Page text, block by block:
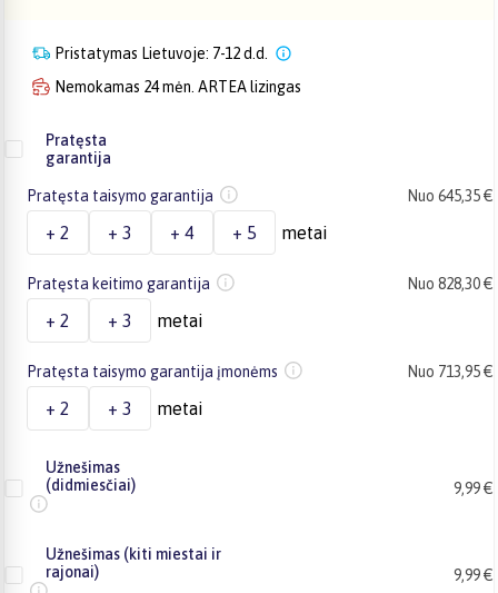
Pristatymas Lietuvoje: 7-12 d.d.
Nemokamas 24 mėn. ARTEA lizingas
Pratęsta
garantija
Pratęsta taisymo garantija Nuo 645,35 €
+ 2 + 3 + 4 + 5 metai
Pratęsta keitimo garantija Nuo 828,30 €
+ 2 + 3 metai
Pratęsta taisymo garantija įmonėms Nuo 713,95 €
+ 2 + 3 metai
Užnešimas
(didmiesčiai)
9,99 €
Užnešimas (kiti miestai ir
rajonai)
9,99 €